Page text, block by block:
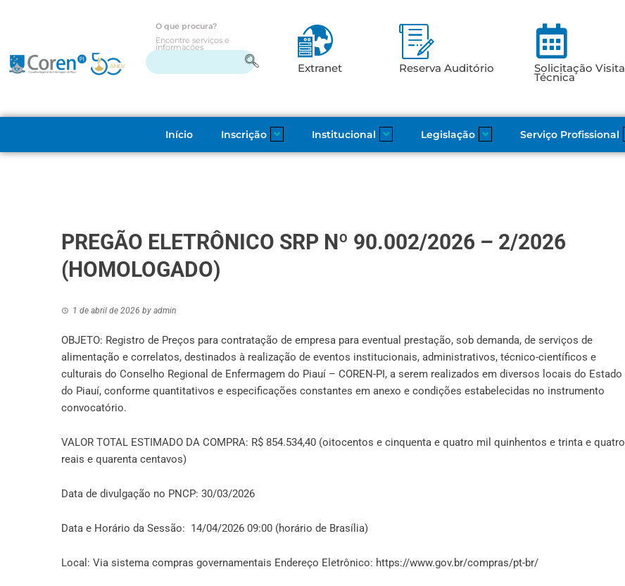
O que procura?
Encontre serviços e
informações
Extranet Reserva Auditório Solicitação Visita
Técnica
Início Inscrição Institucional Legislação Serviço Profissional
PREGÃO ELETRÔNICO SRP Nº 90.002/2026 – 2/2026
(HOMOLOGADO)
1 de abril de 2026 by admin
OBJETO: Registro de Preços para contratação de empresa para eventual prestação, sob demanda, de serviços de
alimentação e correlatos, destinados à realização de eventos institucionais, administrativos, técnico-científicos e
culturais do Conselho Regional de Enfermagem do Piauí – COREN-PI, a serem realizados em diversos locais do Estado
do Piauí, conforme quantitativos e especificações constantes em anexo e condições estabelecidas no instrumento
convocatório.
VALOR TOTAL ESTIMADO DA COMPRA: R$ 854.534,40 (oitocentos e cinquenta e quatro mil quinhentos e trinta e quatro
reais e quarenta centavos)
Data de divulgação no PNCP: 30/03/2026
Data e Horário da Sessão: 14/04/2026 09:00 (horário de Brasília)
Local: Via sistema compras governamentais Endereço Eletrônico: https://www.gov.br/compras/pt-br/